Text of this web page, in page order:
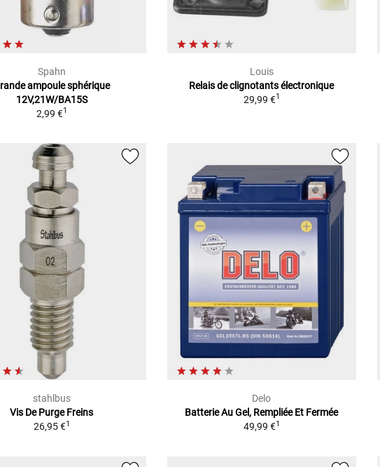
Spahn
ampoule sphérique
12V,21W/BA15S
2,99 €1
Louis
Relais de clignotants électronique
29,99 €1
stahlbus
Vis De Purge Freins
26,95 €1
Delo
Batterie Au Gel, Rempliée Et Fermée
49,99 €1